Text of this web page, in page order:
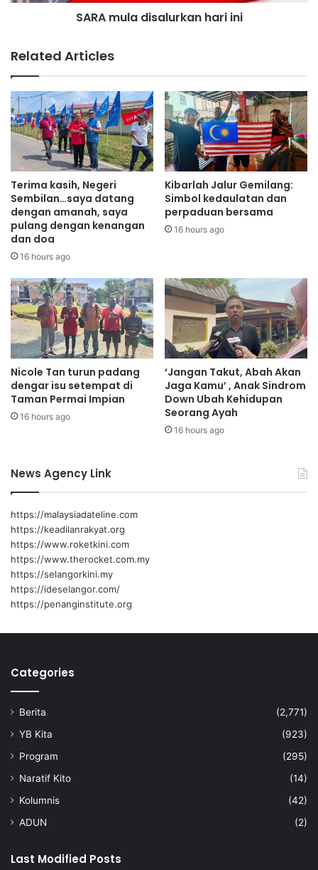
d
i
n
a
m
i
e
n
a
r
i
k
e
l
a
b
u
r
a
n
A
I
l
u
r
k
a
n
r
i
i
n
i
SARA mula disalurkan hari ini
Related Articles
Terima kasih, Negeri
Sembilan…saya datang
dengan amanah, saya
pulang dengan kenangan
dan doa
16 hours ago
Kibarlah Jalur Gemilang:
Simbol kedaulatan dan
perpaduan bersama
16 hours ago
Nicole Tan turun padang
dengar isu setempat di
Taman Permai Impian
16 hours ago
‘Jangan Takut, Abah Akan
Jaga Kamu’ , Anak Sindrom
Down Ubah Kehidupan
Seorang Ayah
16 hours ago
News Agency Link
https://malaysiadateline.com
https://keadilanrakyat.org
https://www.roketkini.com
https://www.therocket.com.my
https://selangorkini.my
https://ideselangor.com/
https://penanginstitute.org
Categories
Berita
(2,771)
YB Kita
(923)
Program
(295)
Naratif Kito
(14)
Kolumnis
(42)
ADUN
(2)
Last Modified Posts